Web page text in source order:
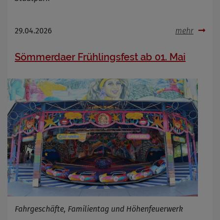
29.04.2026 mehr
Sömmerdaer Frühlingsfest ab 01. Mai
Fahrgeschäfte, Familientag und Höhenfeuerwerk